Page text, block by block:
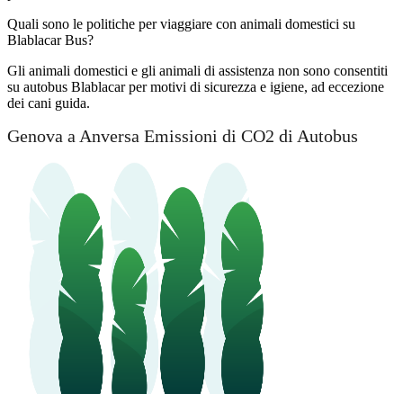
Quali sono le politiche per viaggiare con animali domestici su
Blablacar Bus?
Gli animali domestici e gli animali di assistenza non sono consentiti
su autobus Blablacar per motivi di sicurezza e igiene, ad eccezione
dei cani guida.
Genova a Anversa Emissioni di CO2 di Autobus